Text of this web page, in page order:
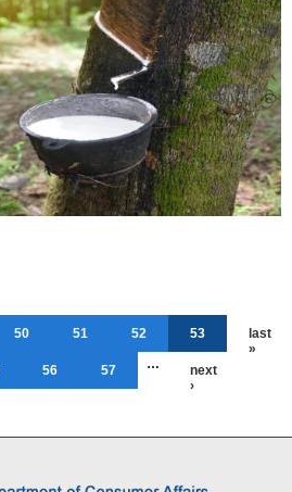
50 51 52 53
56 57 …
next
›
last
»